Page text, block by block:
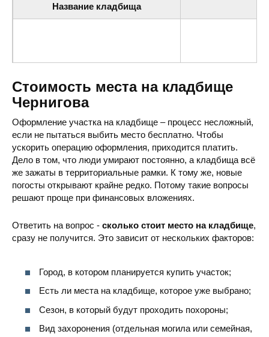
Название кладбища
Кладбище немецких военнопленных
Стоимость места на кладбище
Чернигова
Оформление участка на кладбище – процесс несложный,
если не пытаться выбить место бесплатно. Чтобы
ускорить операцию оформления, приходится платить.
Дело в том, что люди умирают постоянно, а кладбища всё
же зажаты в территориальные рамки. К тому же, новые
погосты открывают крайне редко. Потому такие вопросы
решают проще при финансовых вложениях.
Ответить на вопрос - сколько стоит место на кладбище,
сразу не получится. Это зависит от нескольких факторов:
Город, в котором планируется купить участок;
Есть ли места на кладбище, которое уже выбрано;
Сезон, в который будут проходить похороны;
Вид захоронения (отдельная могила или семейная,